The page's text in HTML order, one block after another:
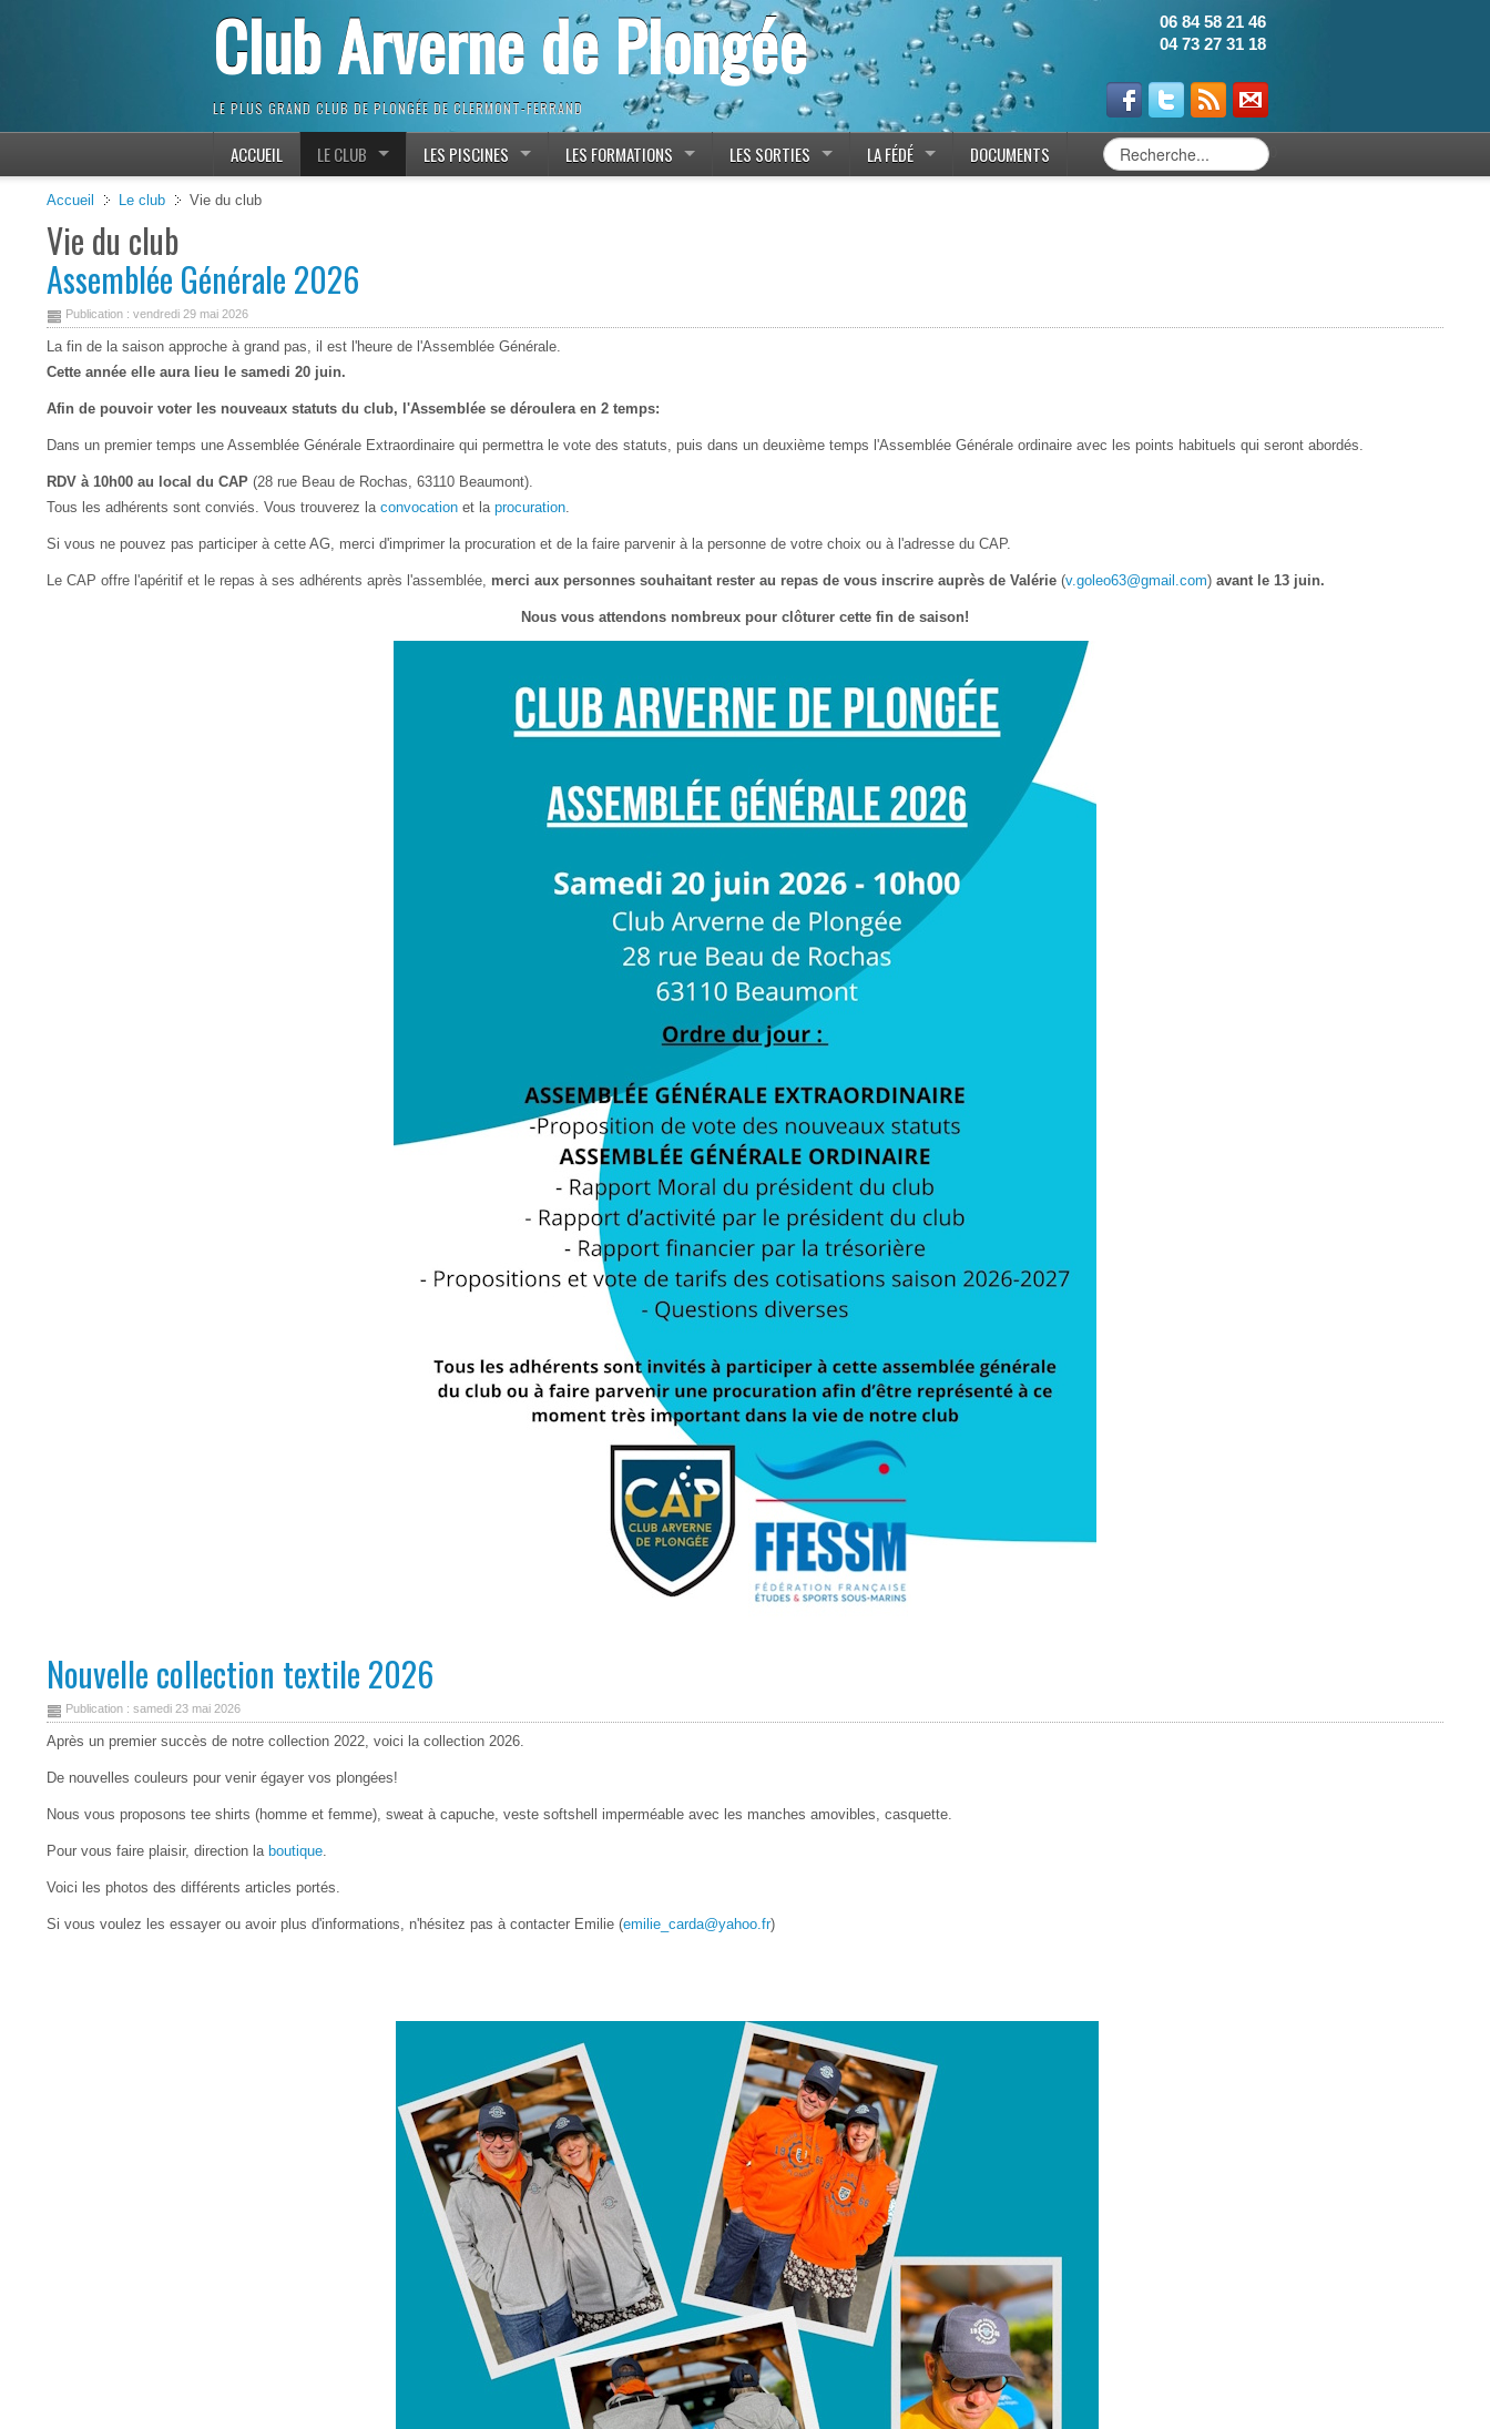
Club Arverne de Plongée
LE PLUS GRAND CLUB DE PLONGÉE DE CLERMONT-FERRAND
06 84 58 21 46
04 73 27 31 18
ACCUEIL LE CLUB LES PISCINES LES FORMATIONS LES SORTIES LA FÉDÉ DOCUMENTS
Accueil Le club Vie du club
Vie du club
Assemblée Générale 2026
Publication : vendredi 29 mai 2026
La fin de la saison approche à grand pas, il est l'heure de l'Assemblée Générale.
Cette année elle aura lieu le samedi 20 juin.
Afin de pouvoir voter les nouveaux statuts du club, l'Assemblée se déroulera en 2 temps:
Dans un premier temps une Assemblée Générale Extraordinaire qui permettra le vote des statuts, puis dans un deuxième temps l'Assemblée Générale ordinaire avec les points habituels qui seront abordés.
RDV à 10h00 au local du CAP (28 rue Beau de Rochas, 63110 Beaumont).
Tous les adhérents sont conviés. Vous trouverez la convocation et la procuration.
Si vous ne pouvez pas participer à cette AG, merci d'imprimer la procuration et de la faire parvenir à la personne de votre choix ou à l'adresse du CAP.
Le CAP offre l'apéritif et le repas à ses adhérents après l'assemblée, merci aux personnes souhaitant rester au repas de vous inscrire auprès de Valérie (v.goleo63@gmail.com) avant le 13 juin.
Nous vous attendons nombreux pour clôturer cette fin de saison!
Nouvelle collection textile 2026
Publication : samedi 23 mai 2026
Après un premier succès de notre collection 2022, voici la collection 2026.
De nouvelles couleurs pour venir égayer vos plongées!
Nous vous proposons tee shirts (homme et femme), sweat à capuche, veste softshell imperméable avec les manches amovibles, casquette.
Pour vous faire plaisir, direction la boutique.
Voici les photos des différents articles portés.
Si vous voulez les essayer ou avoir plus d'informations, n'hésitez pas à contacter Emilie (emilie_carda@yahoo.fr)